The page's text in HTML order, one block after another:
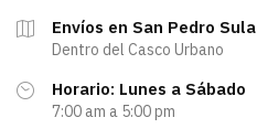
Envíos en San Pedro Sula
Dentro del Casco Urbano
Horario: Lunes a Sábado
7:00 am a 5:00 pm